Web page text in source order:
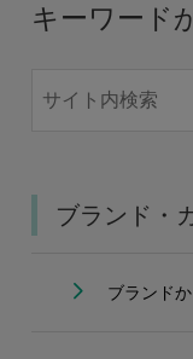
キーワード
ブランド・
ブランド